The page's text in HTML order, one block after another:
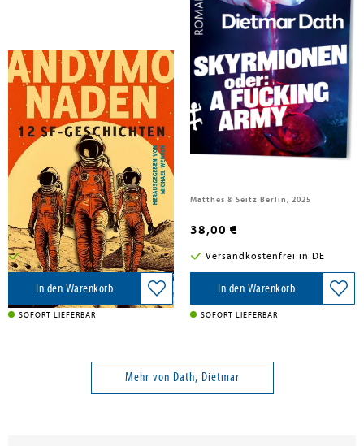
Andymonaden
Memoranda Verlag, 2025
23,00 €
Versandkostenfrei in DE
In den Warenkorb
SOFORT LIEFERBAR
Dath, Dietmar
Skyrmionen
Matthes & Seitz Berlin, 2025
38,00 €
Versandkostenfrei in DE
In den Warenkorb
SOFORT LIEFERBAR
Mehr von Dath, Dietmar